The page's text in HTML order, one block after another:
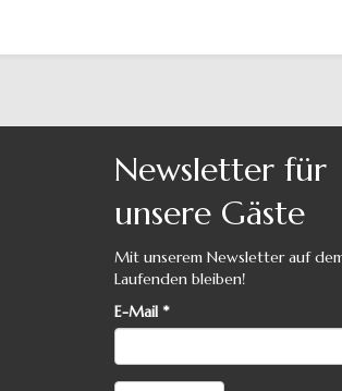
Newsletter für
unsere Gäste
Mit unserem Newsletter auf
Laufenden bleiben!
E-Mail *